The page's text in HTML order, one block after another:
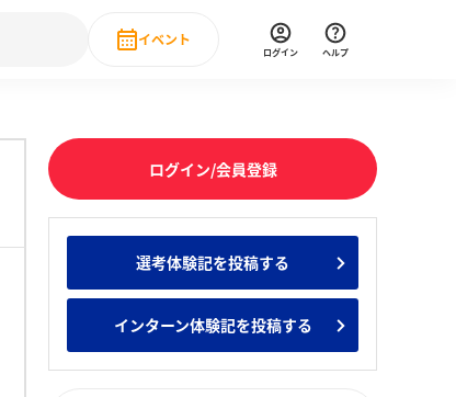
就職人気企業ランキング みんなのインターン人気企業ランキ
現場社員インタビュー
イベント
直近のイベント一覧
ログイン ヘルプ
ログイン/会員登録
選考体験記を投稿する
インターン体験記を投稿する